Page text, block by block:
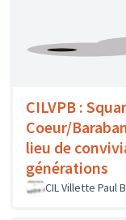
CILVPB :
Coeur/
lieu de
générations
CIL Villette Paul